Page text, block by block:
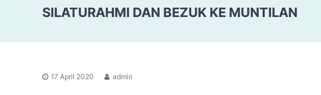
i
M
i
SILATURAHMI DAN BEZUK KE MUNTILAN
17 April 2020 admin